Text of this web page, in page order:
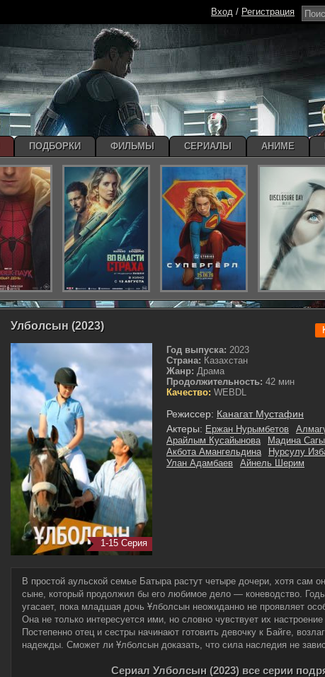
Улболсын (2023)
1-15 Серия
Год выпуска: 2023
Страна: Казахстан
Жанр: Драма
Продолжительность: 42 мин
Качество: WEBDL
Режиссер: Канагат Мустафин
Актеры: Ержан Нурымбетов
Арайлым Кусайынова
Мадина
Акбота Амангельдина
Нурсулу
Улан Адамбаев
Айнель Шерим
В простой аульской семье Батыра растут четыре дочери, хотя сам
сыне, который продолжил бы его любимое дело — коневодство.
угасает, пока младшая дочь Ұлболсын неожиданно не проявляет
Она не только интересуется ими, но словно чувствует их
Постепенно отец и сестры начинают готовить девочку к Байге,
надежды. Сможет ли Ұлболсын доказать, что сила наследия не
Сериал Улболсын (2023) все серии
Вход / Регистрация
ПОДБОРКИ ФИЛЬМЫ СЕРИАЛЫ АНИМЕ